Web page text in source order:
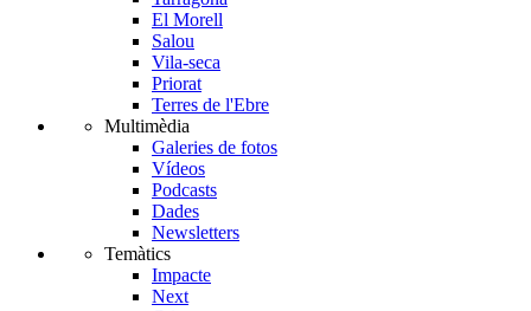
El Morell
Salou
Vila-seca
Priorat
Terres de l'Ebre
Multimèdia
Galeries de fotos
Vídeos
Podcasts
Dades
Newsletters
Temàtics
Impacte
Next